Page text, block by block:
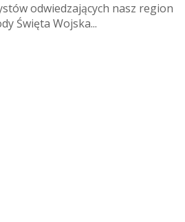
odwiedzających nasz region
Święta Wojska...